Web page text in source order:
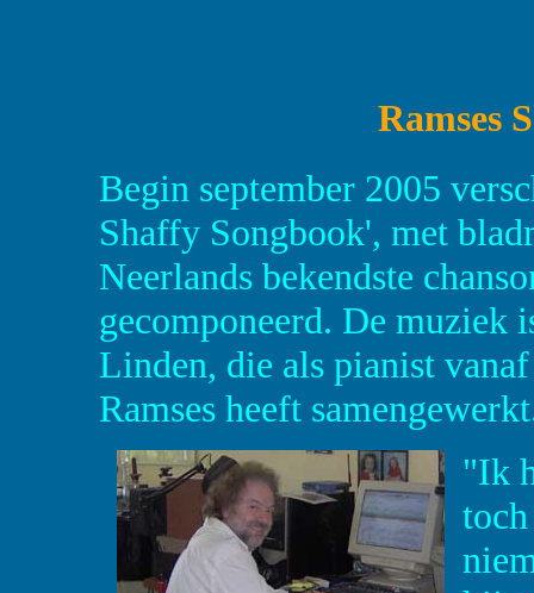
Ramses
Begin september 2005
Shaffy Songbook', met
Neerlands bekendste
gecomponeerd. De muziek
Linden, die als pianist
Ramses heeft
"Ik